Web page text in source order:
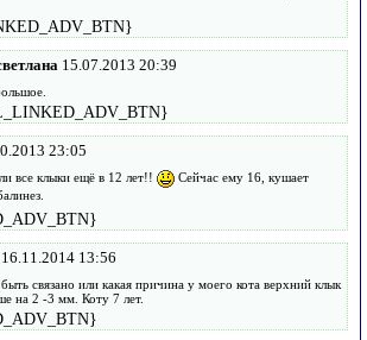
15.07.2013 20:39
23:05
все клыки ещё в 12 лет!!
Сейчас ему 16, кушает
16.11.2014 13:56
связано или какая причина у моего кота верхний клык
на 2 -3 мм. Коту 7 лет.